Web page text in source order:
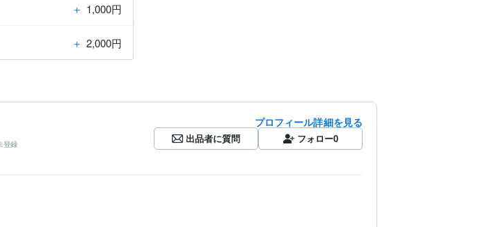
＋ 1,000円
＋ 2,000円
登録
プロフィール詳細を見る
出品者に質問 フォロー0